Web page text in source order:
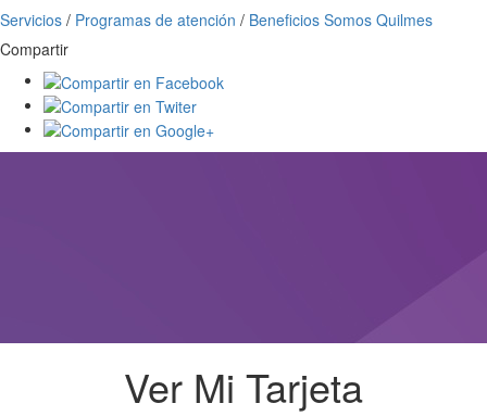
Servicios / Programas de atención / Beneficios Somos Quilmes
Compartir
Ver Mi Tarjeta